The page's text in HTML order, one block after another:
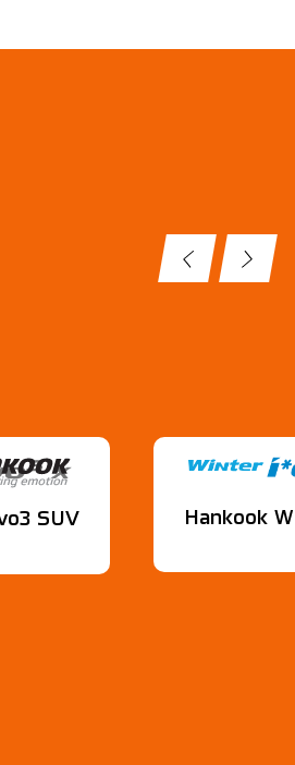
SUV Hankook